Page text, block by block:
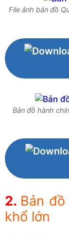
File ảnh bản đồ
Bản đồ hành
Bản
khổ lớn